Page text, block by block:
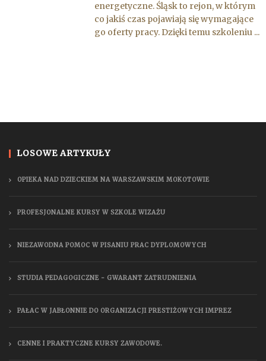
energetyczne. Śląsk to rejon, w którym
co jakiś czas pojawiają się wymagające
go oferty pracy. Dzięki temu szkoleniu ...
LOSOWE ARTYKUŁY
OPIEKA NAD DZIECKIEM NA WARSZAWSKIM MOKOTOWIE
PROFESJONALNE KURSY W SZKOLE WIZAŻU
NIEZAWODNA POMOC W PISANIU PRAC DYPLOMOWYCH
STUDIA PEDAGOGICZNE - GWARANT ZATRUDNIENIA
PAŁAC W JABŁONNIE DO ORGANIZACJI PRESTIŻOWYCH IMPREZ
CENNE I PRAKTYCZNE KURSY ZAWODOWE.